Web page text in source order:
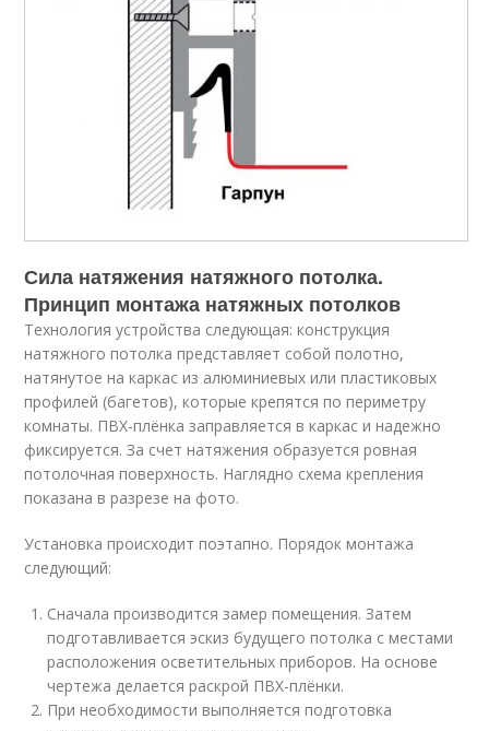
Сила натяжения натяжного потолка.
Принцип монтажа натяжных потолков
Технология устройства следующая: конструкция
натяжного потолка представляет собой полотно,
натянутое на каркас из алюминиевых или пластиковых
профилей (багетов), которые крепятся по периметру
комнаты. ПВХ-плёнка заправляется в каркас и надежно
фиксируется. За счет натяжения образуется ровная
потолочная поверхность. Наглядно схема крепления
показана в разрезе на фото.
Установка происходит поэтапно. Порядок монтажа
следующий:
Сначала производится замер помещения. Затем
подготавливается эскиз будущего потолка с местами
расположения осветительных приборов. На основе
чертежа делается раскрой ПВХ-плёнки.
При необходимости выполняется подготовка